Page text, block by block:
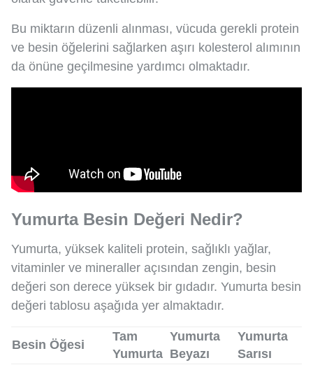
Bu miktarın düzenli alınması, vücuda gerekli protein
ve besin öğelerini sağlarken aşırı kolesterol alımının
da önüne geçilmesine yardımcı olmaktadır.
Yumurta Besin Değeri Nedir?
Yumurta, yüksek kaliteli protein, sağlıklı yağlar,
vitaminler ve mineraller açısından zengin, besin
değeri son derece yüksek bir gıdadır. Yumurta besin
değeri tablosu aşağıda yer almaktadır.
Besin Öğesi
Tam
Yumurta
Yumurta
Beyazı
Yumurta
Sarısı